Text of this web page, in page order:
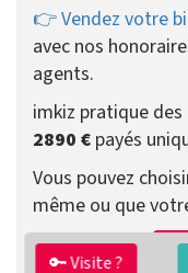
🔑 Visite ?
👉 Vendez votre
avec nos
agents.
imkiz pratique des
2890 € payés
Vous pouvez
même ou que